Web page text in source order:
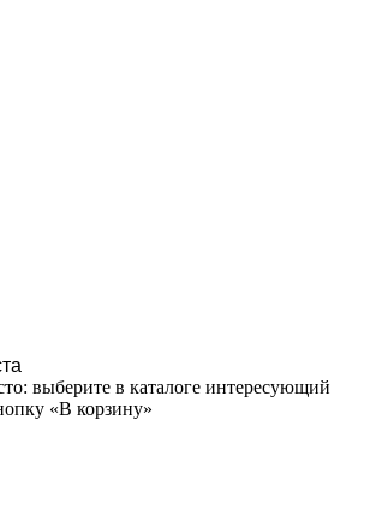
выберите в каталоге интересующий
«В корзину»